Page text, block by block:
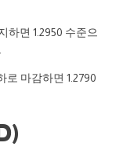
하면 1.2950 수준으
로 마감하면 1.2790